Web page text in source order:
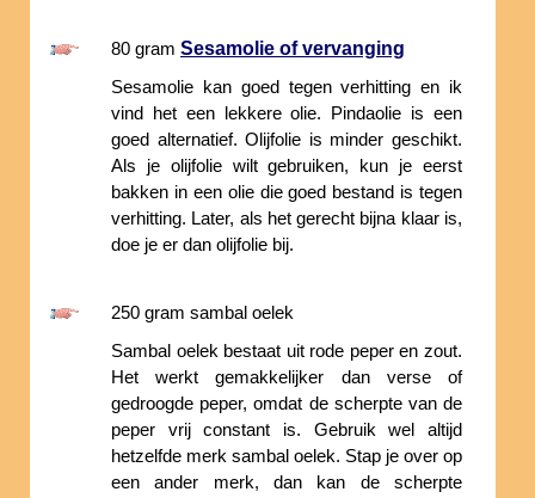
80 gram Sesamolie of vervanging
Sesamolie kan goed tegen verhitting en ik
vind het een lekkere olie. Pindaolie is een
goed alternatief. Olijfolie is minder geschikt.
Als je olijfolie wilt gebruiken, kun je eerst
bakken in een olie die goed bestand is tegen
verhitting. Later, als het gerecht bijna klaar is,
doe je er dan olijfolie bij.
250 gram sambal oelek
Sambal oelek bestaat uit rode peper en zout.
Het werkt gemakkelijker dan verse of
gedroogde peper, omdat de scherpte van de
peper vrij constant is. Gebruik wel altijd
hetzelfde merk sambal oelek. Stap je over op
een ander merk, dan kan de scherpte